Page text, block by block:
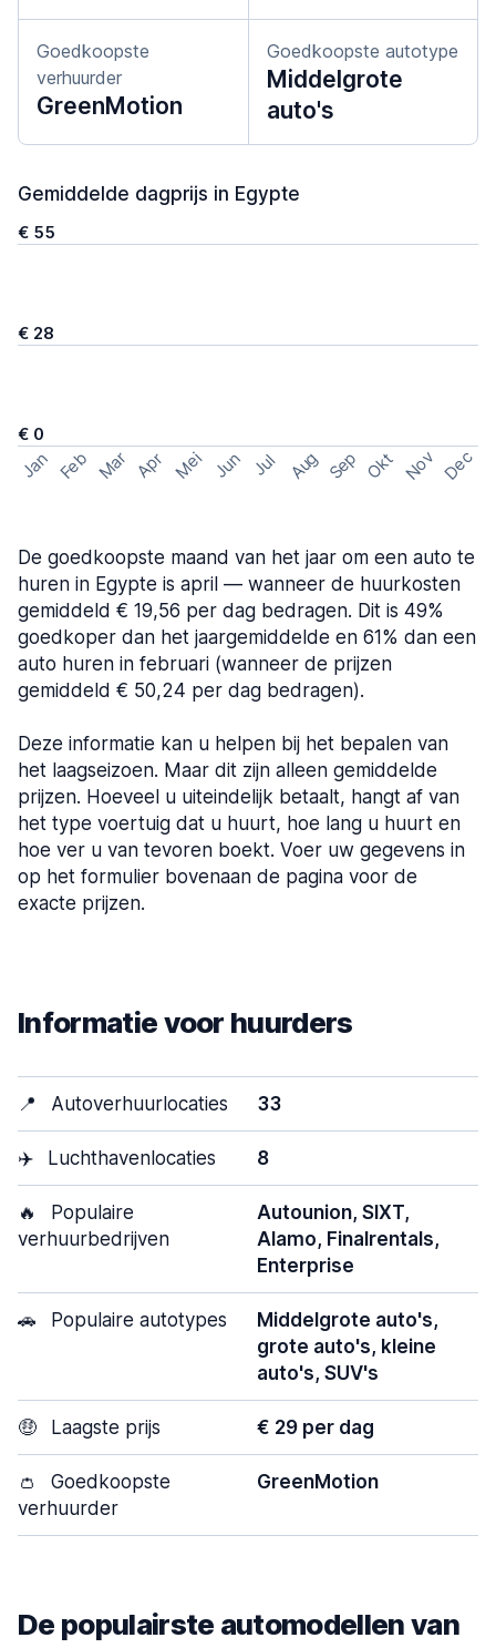
Goedkoopste
verhuurder
GreenMotion
Goedkoopste autotype
Middelgrote
auto's
Gemiddelde dagprijs in Egypte
€ 55
€ 28
€ 0
Jan Feb Mar Apr Mei Jun Jul Aug Sep Okt Nov Dec
De goedkoopste maand van het jaar om een auto te
huren in Egypte is april — wanneer de huurkosten
gemiddeld € 19,56 per dag bedragen. Dit is 49%
goedkoper dan het jaargemiddelde en 61% dan een
auto huren in februari (wanneer de prijzen
gemiddeld € 50,24 per dag bedragen).
Deze informatie kan u helpen bij het bepalen van
het laagseizoen. Maar dit zijn alleen gemiddelde
prijzen. Hoeveel u uiteindelijk betaalt, hangt af van
het type voertuig dat u huurt, hoe lang u huurt en
hoe ver u van tevoren boekt. Voer uw gegevens in
op het formulier bovenaan de pagina voor de
exacte prijzen.
Informatie voor huurders
📍 Autoverhuurlocaties 33
✈️ Luchthavenlocaties 8
🔥
Populaire
verhuurbedrijven
Autounion, SIXT,
Alamo, Finalrentals,
Enterprise
🚗 Populaire autotypes
Middelgrote auto's,
grote auto's, kleine
auto's, SUV's
🤑 Laagste prijs € 29 per dag
👛
Goedkoopste
verhuurder
GreenMotion
De populairste automodellen van